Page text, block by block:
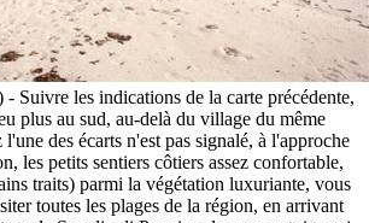
- Suivre les indications de la carte précédente,
plus au sud, au-delà du village du même
des écarts n'est pas signalé, à l'approche
les petits sentiers côtiers assez confortable,
traits) parmi la végétation luxuriante, vous
toutes les plages de la région, en arrivant